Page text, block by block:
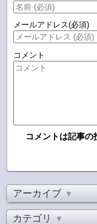
メールアドレス(必須)
コメント
コメントは記事の
アーカイブ ▼
カテゴリ ▼